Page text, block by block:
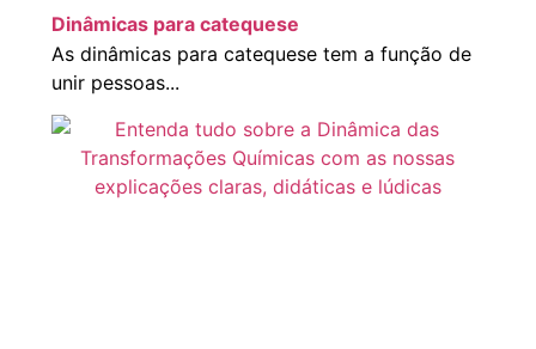
Dinâmicas para catequese
As dinâmicas para catequese tem a função de
unir pessoas...